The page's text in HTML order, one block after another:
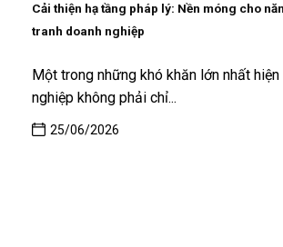
Cải thiện hạ tầng pháp lý: Nền móng cho
tranh doanh nghiệp
25/06/2026
Một trong những khó khăn lớn nhất
nghiệp không phải chỉ...